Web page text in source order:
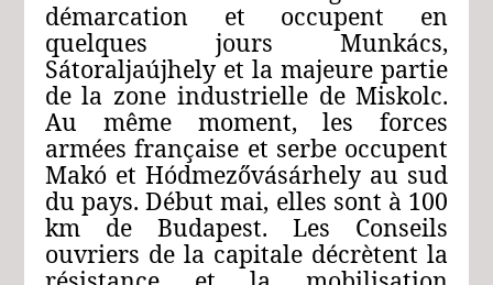
démarcation et occupent en
quelques jours Munkács,
Sátoraljaújhely et la majeure partie
de la zone industrielle de Miskolc.
Au même moment, les forces
armées française et serbe occupent
Makó et Hódmezővásárhely au sud
du pays. Début mai, elles sont à 100
km de Budapest. Les Conseils
ouvriers de la capitale décrètent la